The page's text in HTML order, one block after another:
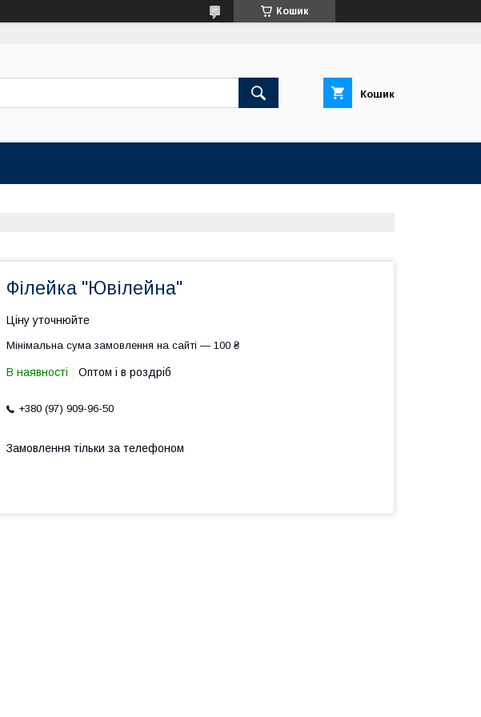
Кошик
Кошик
Філейка "Ювілейна"
Ціну уточнюйте
Мінімальна сума замовлення на сайті — 100 ₴
В наявності Оптом і в роздріб
+380 (97) 909-96-50
Замовлення тільки за телефоном